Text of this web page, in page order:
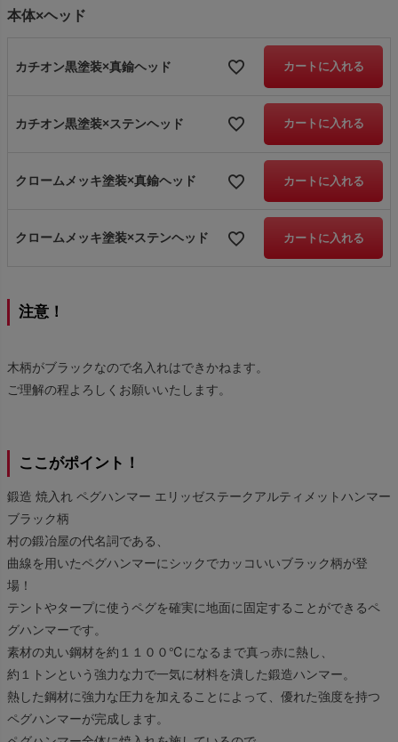
本体×ヘッド
カチオン黒塗装×真鍮ヘッド カートに入れる
カチオン黒塗装×ステンヘッド カートに入れる
クロームメッキ塗装×真鍮ヘッド カートに入れる
クロームメッキ塗装×ステンヘッド カートに入れる
注意！
木柄がブラックなので名入れはできかねます。
ご理解の程よろしくお願いいたします。
ここがポイント！
鍛造 焼入れ ペグハンマー エリッゼステークアルティメットハンマー
ブラック柄
村の鍛冶屋の代名詞である、
曲線を用いたペグハンマーにシックでカッコいいブラック柄が登
場！
テントやタープに使うペグを確実に地面に固定することができるペ
グハンマーです。
素材の丸い鋼材を約１１００℃になるまで真っ赤に熱し、
約１トンという強力な力で一気に材料を潰した鍛造ハンマー。
熱した鋼材に強力な圧力を加えることによって、優れた強度を持つ
ペグハンマーが完成します。